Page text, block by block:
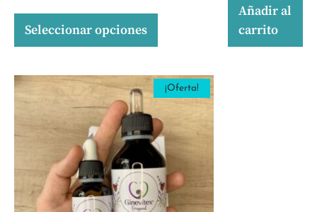
Seleccionar opciones
Añadir al
carrito
¡Oferta!